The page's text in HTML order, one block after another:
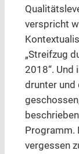
verspricht
„Streifzug
2018“. Und
drunter und
Programm.
vergessen